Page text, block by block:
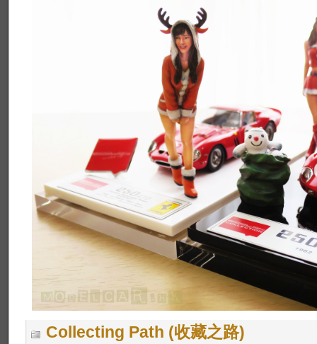
Collecting Path (收藏之路)